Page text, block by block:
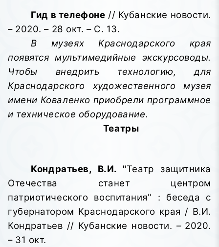
Гид в телефоне // Кубанские новости.
– 2020. – 28 окт. – С. 13.
В музеях Краснодарского края
появятся мультимедийные экскурсоводы.
Чтобы внедрить технологию, для
Краснодарского художественного музея
имени Коваленко приобрели программное
и техническое оборудование.
Театры
Кондратьев, В.И. "Театр защитника
Отечества станет центром
патриотического воспитания" : беседа с
губернатором Краснодарского края / В.И.
Кондратьев // Кубанские новости. – 2020.
– 31 окт.